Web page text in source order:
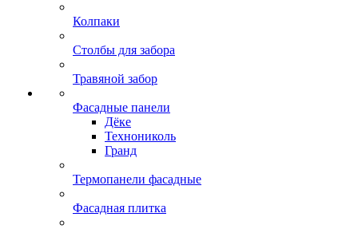
Колпаки
Столбы для забора
Травяной забор
Фасадные панели
Дёке
Технониколь
Гранд
Термопанели фасадные
Фасадная плитка